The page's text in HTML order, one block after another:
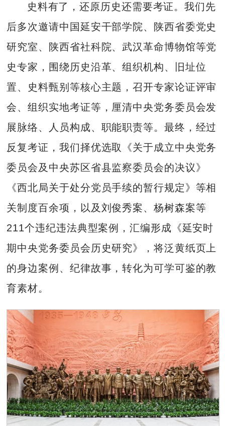
史料有了，还原历史还需要考证。我们先
后多次邀请中国延安干部学院、陕西省委党史
研究室、陕西省社科院、武汉革命博物馆等党
史专家，围绕历史沿革、组织机构、旧址位
置、史料甄别等核心主题，召开专家论证评审
会、组织实地考证等，厘清中央党务委员会发
展脉络、人员构成、职能职责等。最终，经过
反复考证，我们择优选取《关于成立中央党务
委员会及中央苏区省县监察委员会的决议》
《西北局关于处分党员手续的暂行规定》等相
关制度百余项，以及刘俊秀案、杨树森案等
211个违纪违法典型案例，汇编形成《延安时
期中央党务委员会历史研究》，将泛黄纸页上
的身边案例、纪律故事，转化为可学可鉴的教
育素材。